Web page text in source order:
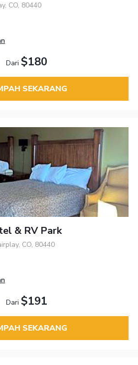
CO, 80440
Dari $180
SEKARANG
& RV Park
CO, 80440
Dari $191
SEKARANG